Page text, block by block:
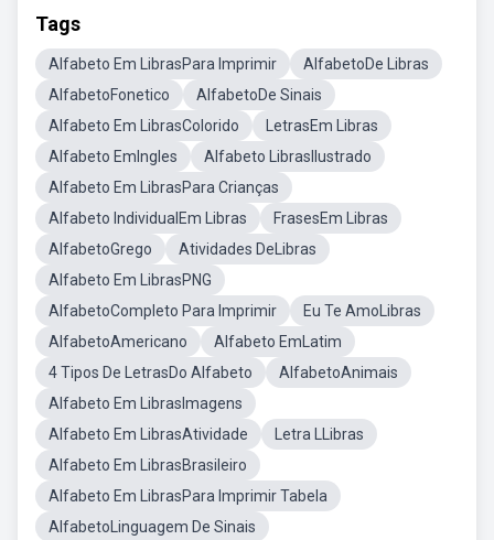
Tags
Alfabeto Em LibrasPara Imprimir
AlfabetoDe Libras
AlfabetoFonetico
AlfabetoDe Sinais
Alfabeto Em LibrasColorido
LetrasEm Libras
Alfabeto EmIngles
Alfabeto LibrasIlustrado
Alfabeto Em LibrasPara Crianças
Alfabeto IndividualEm Libras
FrasesEm Libras
AlfabetoGrego
Atividades DeLibras
Alfabeto Em LibrasPNG
AlfabetoCompleto Para Imprimir
Eu Te AmoLibras
AlfabetoAmericano
Alfabeto EmLatim
4 Tipos De LetrasDo Alfabeto
AlfabetoAnimais
Alfabeto Em LibrasImagens
Alfabeto Em LibrasAtividade
Letra LLibras
Alfabeto Em LibrasBrasileiro
Alfabeto Em LibrasPara Imprimir Tabela
AlfabetoLinguagem De Sinais